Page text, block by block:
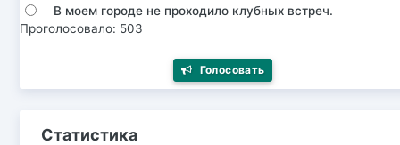
В моем городе не проходило клубных встреч.
Проголосовало: 503
Голосовать
Статистика